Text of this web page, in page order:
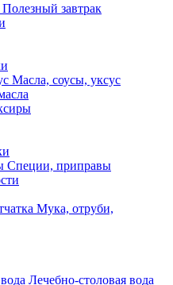
Полезный завтрак
Масла, соусы, уксус
Специи, приправы
Мука, отруби,
Лечебно-столовая вода